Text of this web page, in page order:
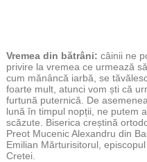
Vremea din bătrâni: câinii ne
privire la vremea ce urmează
cum mănâncă iarbă, se
foarte mult, atunci vom ști că
furtună puternică. De
lună în timpul nopții, ne putem
scăzute. Biserica creștină
Preot Mucenic Alexandru din
Emilian Mărturisitorul,
Cretei.